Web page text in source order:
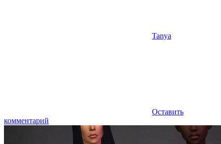
Tanya
Оставить
комментарий